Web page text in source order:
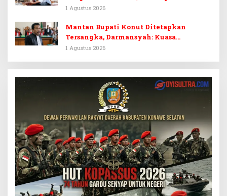
Tersangka Dr. Ruksamin Dinilai
1 Agustus 2026
Mantan Bupati Konut Ditetapkan
Tersangka, Darmansyah: Kuasa
Hukumnya Diduga Kebingungan
1 Agustus 2026